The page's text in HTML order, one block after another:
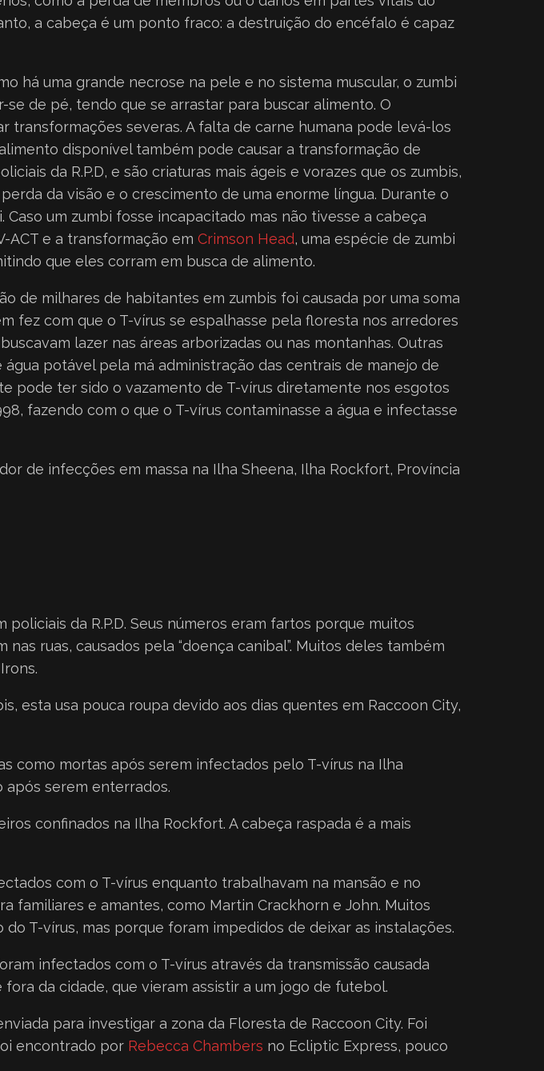
a cabeça é um ponto fraco: a destruição do encéfalo é capaz
há uma grande necrose na pele e no sistema muscular, o zumbi
de pé, tendo que se arrastar para buscar alimento. O
severas. A falta de carne humana pode levá-los
disponível também pode causar a transformação de
da R.P.D, e são criaturas mais ágeis e vorazes que os zumbis,
da visão e o crescimento de uma enorme língua. Durante o
um zumbi fosse incapacitado mas não tivesse a cabeça
ACT e a transformação em Crimson Head, uma espécie de zumbi
que eles corram em busca de alimento.
de milhares de habitantes em zumbis foi causada por uma soma
fez com que o T-vírus se espalhasse pela floresta nos arredores
lazer nas áreas arborizadas ou nas montanhas. Outras
potável pela má administração das centrais de manejo de
pode ter sido o vazamento de T-vírus diretamente nos esgotos
fazendo com o que o T-vírus contaminasse a água e infectasse
de infecções em massa na Ilha Sheena, Ilha Rockfort, Província
policiais da R.P.D. Seus números eram fartos porque muitos
ruas, causados pela “doença canibal”. Muitos deles também
esta usa pouca roupa devido aos dias quentes em Raccoon City,
como mortas após serem infectados pelo T-vírus na Ilha
após serem enterrados.
confinados na Ilha Rockfort. A cabeça raspada é a mais
com o T-vírus enquanto trabalhavam na mansão e no
familiares e amantes, como Martin Crackhorn e John. Muitos
T-vírus, mas porque foram impedidos de deixar as instalações.
infectados com o T-vírus através da transmissão causada
da cidade, que vieram assistir a um jogo de futebol.
para investigar a zona da Floresta de Raccoon City. Foi
encontrado por Rebecca Chambers no Ecliptic Express, pouco